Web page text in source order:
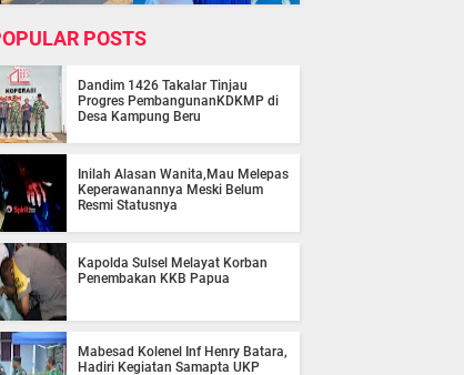
POSTS
Dandim 1426 Takalar Tinjau
Progres PembangunanKDKMP di
Desa Kampung Beru
Inilah Alasan Wanita,Mau Melepas
Keperawanannya Meski Belum
Resmi Statusnya
Kapolda Sulsel Melayat Korban
Penembakan KKB Papua
Mabesad Kolenel Inf Henry Batara,
Hadiri Kegiatan Samapta UKP